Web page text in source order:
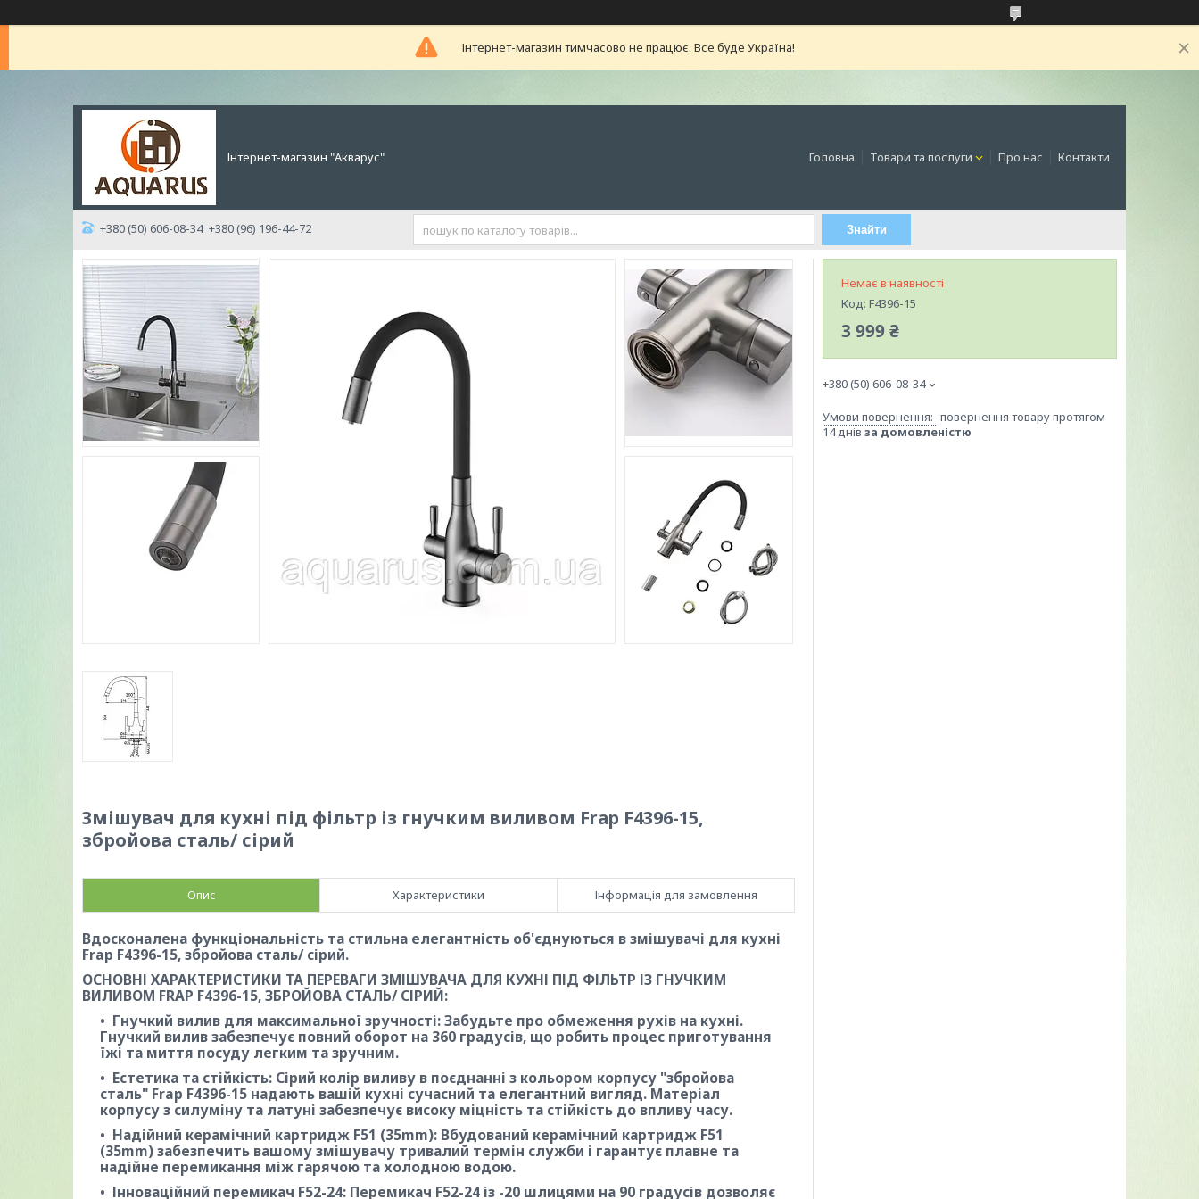
Інтернет-магазин тимчасово не працює. Все буде Україна!
Інтернет-магазин "Акварус" Головна Товари та послуги Про нас Контакти
+380 (50) 606-08-34 +380 (96) 196-44-72 Знайти
Змішувач для кухні під фільтр із гнучким виливом Frap F4396-15,
збройова сталь/ сірий
Опис Характеристики Інформація для замовлення
Вдосконалена функціональність та стильна елегантність об'єднуються в змішувачі для кухні
Frap F4396-15, збройова сталь/ сірий.
ОСНОВНІ ХАРАКТЕРИСТИКИ ТА ПЕРЕВАГИ ЗМІШУВАЧА ДЛЯ КУХНІ ПІД ФІЛЬТР ІЗ ГНУЧКИМ
ВИЛИВОМ FRAP F4396-15, ЗБРОЙОВА СТАЛЬ/ СІРИЙ:
Гнучкий вилив для максимальної зручності: Забудьте про обмеження рухів на кухні.
Гнучкий вилив забезпечує повний оборот на 360 градусів, що робить процес приготування
їжі та миття посуду легким та зручним.
Естетика та стійкість: Сірий колір виливу в поєднанні з кольором корпусу "збройова
сталь" Frap F4396-15 надають вашій кухні сучасний та елегантний вигляд. Матеріал
корпусу з силуміну та латуні забезпечує високу міцність та стійкість до впливу часу.
Надійний керамічний картридж F51 (35mm): Вбудований керамічний картридж F51
(35mm) забезпечить вашому змішувачу тривалий термін служби і гарантує плавне та
надійне перемикання між гарячою та холодною водою.
Інноваційний перемикач F52-24: Перемикач F52-24 із -20 шлицями на 90 градусів дозволяє
Немає в наявності
Код: F4396-15
3 999 ₴
+380 (50) 606-08-34
повернення товару протягом
14 днів за домовленістю